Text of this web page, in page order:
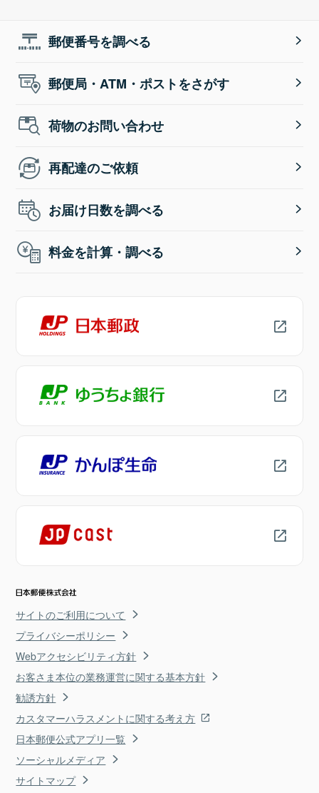
郵便番号を調べる
郵便局・ATM・ポストをさがす
荷物のお問い合わせ
再配達のご依頼
お届け日数を調べる
料金を計算・調べる
サイトのご利用について
プライバシーポリシー
Webアクセシビリティ方針
お客さま本位の業務運営に関する基本方針
勧誘方針
カスタマーハラスメントに関する考え方
日本郵便公式アプリ一覧
ソーシャルメディア
サイトマップ